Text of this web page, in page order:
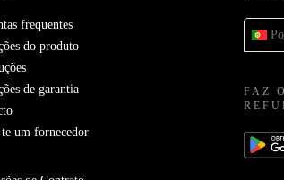
frequentes
do produto
de garantia
um fornecedor
FAZ